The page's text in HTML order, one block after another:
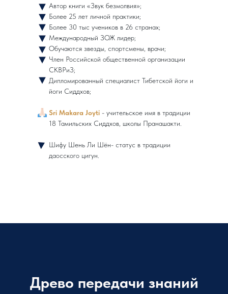
Автор книги «Звук безмолвия»;
Более 25 лет личной практики;
Более 30 тыс учеников в 26 странах;
Международный ЗОЖ лидер;
Обучаются звезды, спортсмены, врачи;
Член Российской общественной организации
СКВРиЗ;
Дипломированный специалист Тибетской йоги и
йоги Сиддхов;
Sri Makara Joyti - учительское имя в традиции
18 Тамильских Сиддхов, школы Пранашакти.
Шифу Шень Ли Шëн- статус в традиции
даосского цигун.
Древо передачи знаний